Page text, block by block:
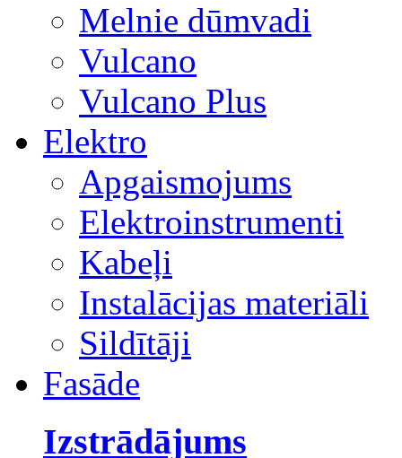
Melnie dūmvadi
Vulcano
Vulcano Plus
Elektro
Apgaismojums
Elektroinstrumenti
Kabeļi
Instalācijas materiāli
Sildītāji
Fasāde
Izstrādājums